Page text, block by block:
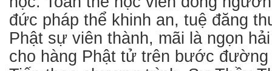
đức pháp thể khinh an, tuệ đăng
Phật sự viên thành, mãi là ngọn
cho hàng Phật tử trên bước